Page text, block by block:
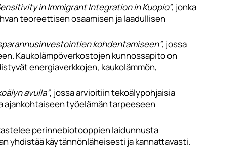
in Immigrant Integration in Kuopio”, jonka
teoreettisen osaamisen ja laadullisen
kohdentamiseen”, jossa
Kaukolämpöverkostojen kunnossapito on
energiaverkkojen, kaukolämmön,
avulla”, jossa arvioitiin tekoälypohjaisia
työelämän tarpeeseen
perinnebiotooppien laidunnusta
yhdistää käytännönläheisesti ja kannattavasti.